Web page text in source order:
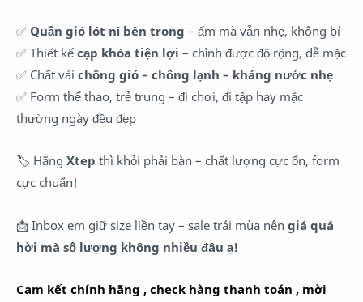
✅ Quần gió lót nỉ bên trong – ấm mà vẫn nhẹ, không bí
✅ Thiết kế cạp khóa tiện lợi – chỉnh được độ rộng, dễ mặc
✅ Chất vải chống gió – chống lạnh – kháng nước nhẹ
✅ Form thể thao, trẻ trung – đi chơi, đi tập hay mặc
thường ngày đều đẹp
🏷️ Hãng Xtep thì khỏi phải bàn – chất lượng cực ổn, form
cực chuẩn!
📩 Inbox em giữ size liền tay – sale trái mùa nên giá quá
hời mà số lượng không nhiều đâu ạ!
Cam kết chính hãng , check hàng thanh toán , mời